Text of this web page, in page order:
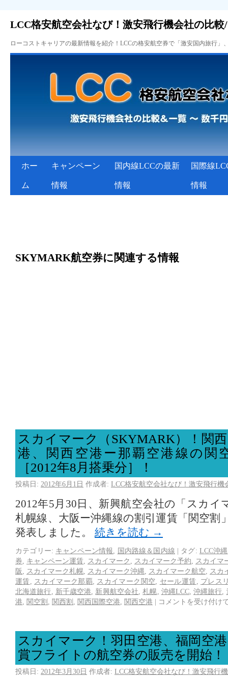
LCC格安航空会社なび！激安飛行機会社の比較
ローコストキャリアの最新情報を紹介！LCCの格安航空券で「激安国内旅行
ホー
ム
キャンペーン
情報
国内線LCCの最新
情報
国際線
情報
SKYMARK航空券に関連する情報
スカイマーク（SKYMARK）！関
港、関西空港ー那覇空港線の関
［2012年8月搭乗分］！
投稿日: 2012年6月1日 作成者: LCC格安航空会社なび！激安飛行機
2012年5月30日、新興航空会社の「スカイ
札幌線、大阪ー沖縄線の割引運賃「関空割
発表しました。 続きを読む →
カテゴリー: キャンペーン情報 国内路線＆国内線 | タグ: LCC沖縄
券
キャンペーン運賃 スカイマーク スカイマーク予約
スカイマ
阪
スカイマーク札幌 スカイマーク沖縄 スカイマーク航空
スカ
運賃
スカイマーク那覇 スカイマーク関空 セール運賃
プレス
北海道旅行
新千歳空港 新興航空会社 ,札幌 沖縄LCC, 沖縄旅行
港
関空割 関西割 関西国際空港 関西空港 | コメントを受け付け
スカイマーク！羽田空港、福岡空
賞フライトの航空券の販売を開始！
投稿日: 2012年3月30日 作成者: LCC格安航空会社なび！激安飛行